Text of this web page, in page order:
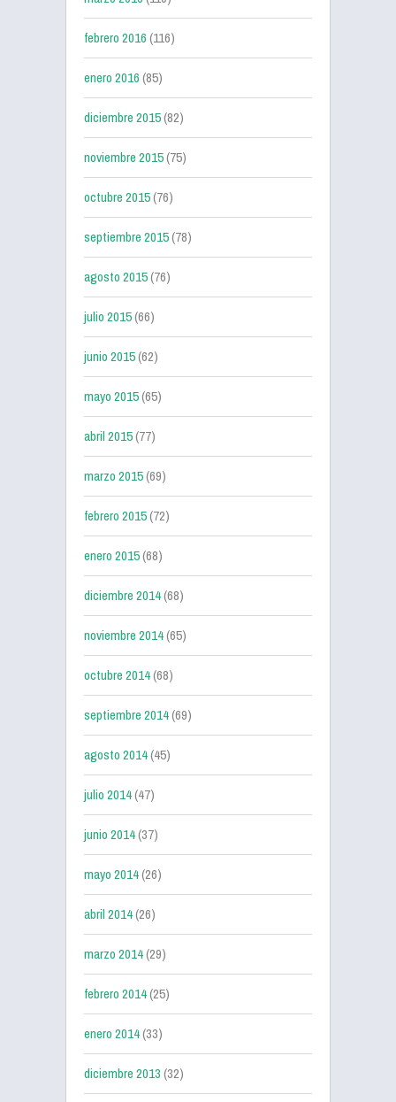
febrero 2016(116)
enero 2016(85)
diciembre 2015(82)
noviembre 2015(75)
octubre 2015(76)
septiembre 2015(78)
agosto 2015(76)
julio 2015(66)
junio 2015(62)
mayo 2015(65)
abril 2015(77)
marzo 2015(69)
febrero 2015(72)
enero 2015(68)
diciembre 2014(68)
noviembre 2014(65)
octubre 2014(68)
septiembre 2014(69)
agosto 2014(45)
julio 2014(47)
junio 2014(37)
mayo 2014(26)
abril 2014(26)
marzo 2014(29)
febrero 2014(25)
enero 2014(33)
diciembre 2013(32)